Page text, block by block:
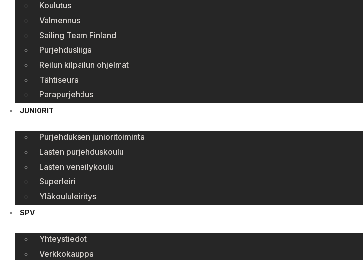
Koulutus
Valmennus
Sailing Team Finland
Purjehdusliiga
Reilun kilpailun ohjelmat
Tähtiseura
Parapurjehdus
JUNIORIT
Purjehduksen junioritoiminta
Lasten purjehduskoulu
Lasten veneilykoulu
Superleiri
Yläkoululeiritys
SPV
Yhteystiedot
Verkkokauppa